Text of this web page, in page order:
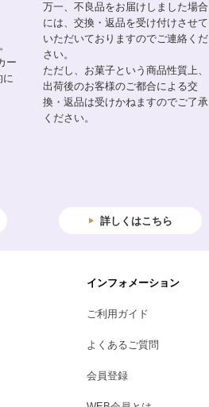
ー
に
万一、不良品をお届けしました場合
には、交換・返品を受け付けさせて
いただいておりますのでご連絡くだ
さい。
ただし、お菓子という商品性質上、
出荷後のお客様のご都合による交
換・返品は受けかねますのでご了承
ください。
詳しくはこちら
インフォメーション
ご利用ガイド
よくあるご質問
会員登録